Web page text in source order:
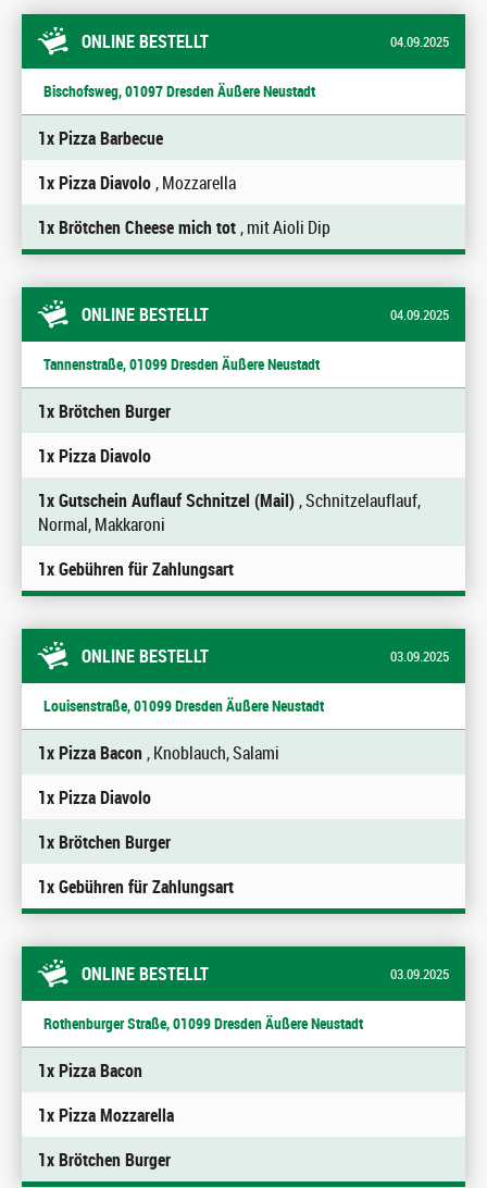
ONLINE BESTELLT 04.09.2025
Bischofsweg, 01097 Dresden Äußere Neustadt
1x Pizza Barbecue
1x Pizza Diavolo, Mozzarella
1x Brötchen Cheese mich tot, mit Aioli Dip
ONLINE BESTELLT 04.09.2025
Tannenstraße, 01099 Dresden Äußere Neustadt
1x Brötchen Burger
1x Pizza Diavolo
1x Gutschein Auflauf Schnitzel (Mail), Schnitzelauflauf,
Normal, Makkaroni
1x Gebühren für Zahlungsart
ONLINE BESTELLT 03.09.2025
Louisenstraße, 01099 Dresden Äußere Neustadt
1x Pizza Bacon, Knoblauch, Salami
1x Pizza Diavolo
1x Brötchen Burger
1x Gebühren für Zahlungsart
ONLINE BESTELLT 03.09.2025
Rothenburger Straße, 01099 Dresden Äußere Neustadt
1x Pizza Bacon
1x Pizza Mozzarella
1x Brötchen Burger